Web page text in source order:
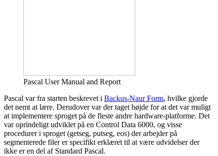
Pascal User Manual and Report
Pascal var fra starten beskrevet i Backus-Naur Form, hvilke gjorde
det nemt at lære. Derudover var der taget højde for at det var muligt
at implementere sproget på de fleste andre hardware-platforme. Det
var oprindeligt udviklet på en Control Data 6000, og visse
procedurer i sproget (getseg, putseg, eos) der arbejder på
segmenterede filer er specifikt erklæret til at være udvidelser der
ikke er en del af Standard Pascal.